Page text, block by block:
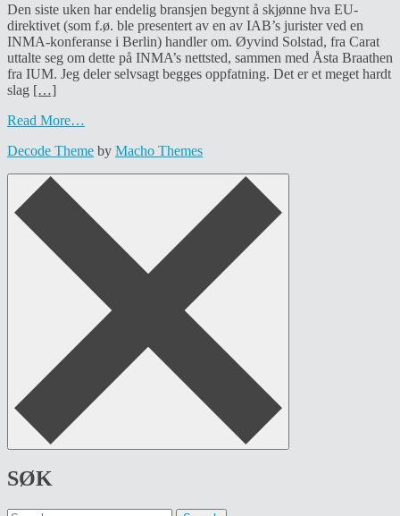
Den siste uken har endelig bransjen begynt å skjønne hva EU-
direktivet (som f.ø. ble presentert av en av IAB’s jurister ved en
INMA-konferanse i Berlin) handler om. Øyvind Solstad, fra Carat
uttalte seg om dette på INMA’s nettsted, sammen med Åsta Braathen
fra IUM. Jeg deler selvsagt begges oppfatning. Det er et meget hardt
slag […]
Read More…
Decode Theme by Macho Themes
SØK